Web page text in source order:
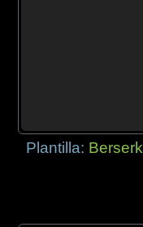
Plantilla: Berserk